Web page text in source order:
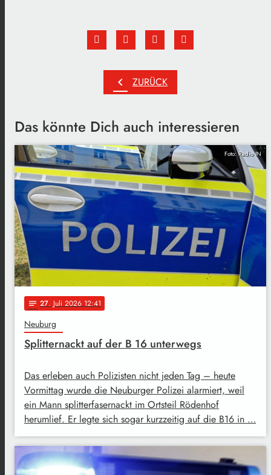
chevron_left ZURÜCK
Das könnte Dich auch interessieren
Foto: Radio IN
notes 27. Juli 2026 12:41
Neuburg
Splitternackt auf der B 16 unterwegs
Das erleben auch Polizisten nicht jeden Tag – heute
Vormittag wurde die Neuburger Polizei alarmiert, weil
ein Mann splitterfasernackt im Ortsteil Rödenhof
herumlief. Er legte sich sogar kurzzeitig auf die B16 in …